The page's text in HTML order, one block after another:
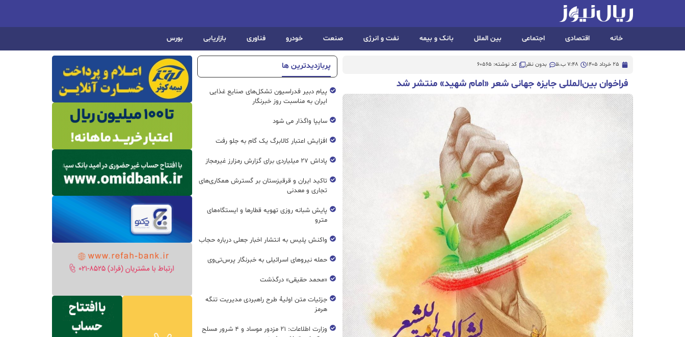
خانه اقتصادی اجتماعی بین الملل بانک و بیمه نفت و انرژی صنعت خودرو فناوری بازاریابی بورس
25 خرداد 1405 7:48 ب.ظ بدون نظر کد نوشته: 60565
فراخوان بین‌المللی جایزه جهانی شعر «امام شهید» منتشر شد
پربازدیدترین ها
پیام دبیر فدراسیون تشکل‌های صنایع غذایی
ایران به مناسبت روز خبرنگار
سایپا واگذار می شود
افزایش اعتبار کالابرگ یک گام به جلو رفت
پاداش ۲۷ میلیاردی برای گزارش رمزارز غیرمجاز
تاکید ایران و قرقیزستان بر گسترش همکاری‌های
تجاری و معدنی
پایش شبانه روزی تهویه قطار‌ها و ایستگاه‌های
مترو
واکنش پلیس به انتشار اخبار جعلی درباره حجاب
حمله نیروهای اسرائیلی به خبرنگار پرس‌تی‌وی
«محمد حقیقی» درگذشت
جزئیات متن اولیۀ طرح راهبردی مدیریت تنگه
هرمز
وزارت اطلاعات: ۲۱ مزدور موساد و ۴ شرور مسلح